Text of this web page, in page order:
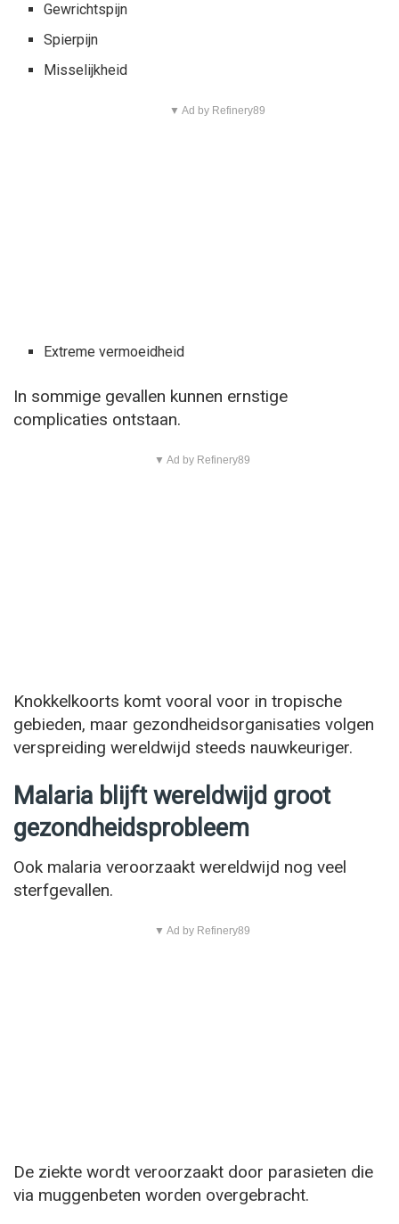
Gewrichtspijn
Spierpijn
Misselijkheid
▼ Ad by Refinery89
Extreme vermoeidheid
In sommige gevallen kunnen ernstige
complicaties ontstaan.
▼ Ad by Refinery89
Knokkelkoorts komt vooral voor in tropische
gebieden, maar gezondheidsorganisaties volgen
verspreiding wereldwijd steeds nauwkeuriger.
Malaria blijft wereldwijd groot
gezondheidsprobleem
Ook malaria veroorzaakt wereldwijd nog veel
sterfgevallen.
▼ Ad by Refinery89
De ziekte wordt veroorzaakt door parasieten die
via muggenbeten worden overgebracht.